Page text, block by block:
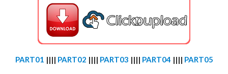
PART01 |||| PART02 |||| PART03 |||| PART04 |||| PART05